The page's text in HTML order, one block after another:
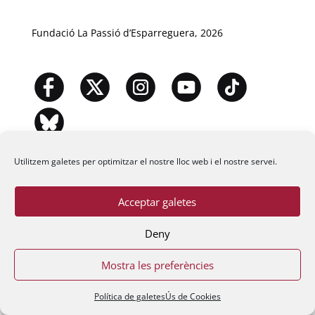
Utilitzem galetes per optimitzar el nostre lloc web i el nostre servei.
Acceptar galetes
Deny
Mostra les preferències
Política de galetesÚs de Cookies
Fundació La Passió d’Esparreguera, 2026